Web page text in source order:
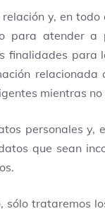
y, en
atender a
para
mientras no
personales y,
que sean
trataremos